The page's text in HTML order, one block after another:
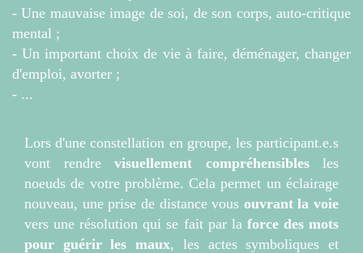
- Une mauvaise image de soi, de son corps, auto-critique
mental ;
- Un important choix de vie à faire, déménager, changer
d'emploi, avorter ;
- ...
Lors d'une constellation en groupe, les participant.e.s
vont rendre visuellement compréhensiblesles
noeuds de votre problème. Cela permet un éclairage
nouveau, une prise de distance vous ouvrant la voie
vers une résolution qui se fait par la force des mots
pour guérir les maux, les actes symboliques et